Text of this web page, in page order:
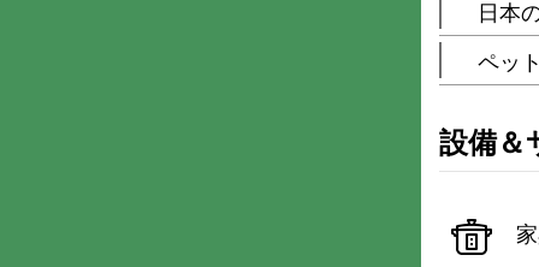
日本
ペッ
設備＆